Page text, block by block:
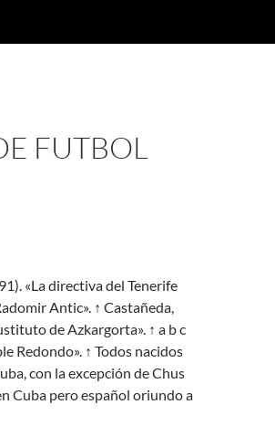
FUTBOL
«La directiva del Tenerife
Antic». ↑ Castañeda,
de Azkargorta». ↑ a b c
Redondo». ↑ Todos nacidos
con la excepción de Chus
Cuba pero español oriundo a